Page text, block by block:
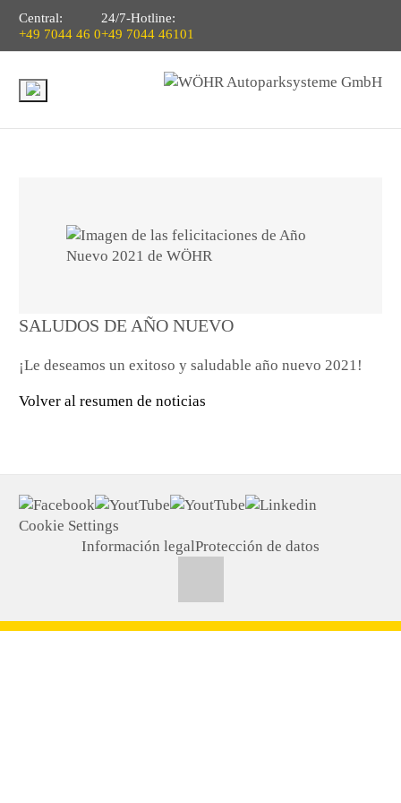
Central:
+49 7044 46 0
24/7-Hotline:
+49 7044 46101
SALUDOS DE AÑO NUEVO
¡Le deseamos un exitoso y saludable año nuevo 2021!
Volver al resumen de noticias
Cookie Settings
Información legalProtección de datos